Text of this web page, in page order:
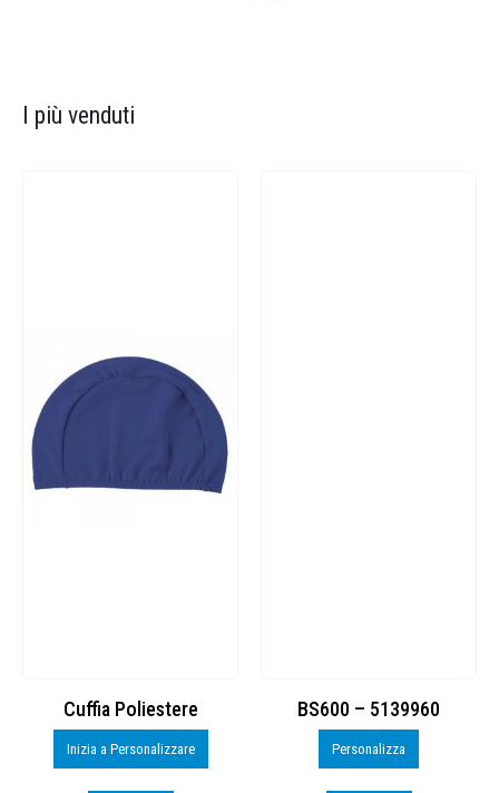
I più venduti
Cuffia Poliestere
Inizia a Personalizzare
BS600 – 5139960
Personalizza